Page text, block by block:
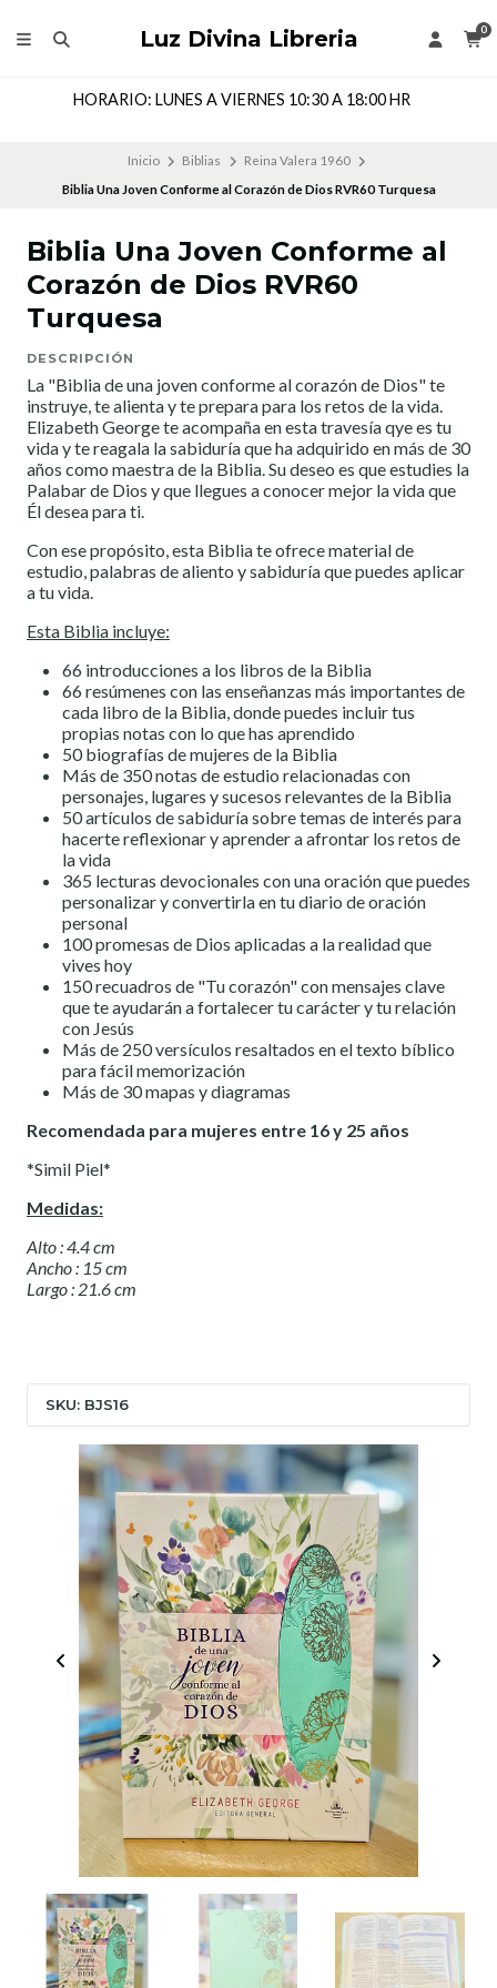
Luz Divina Libreria 0
HORARIO: LUNES A VIERNES 10:30 A 18:00 HR
Inicio Biblias
Reina Valera 1960
Biblia Una Joven Conforme al Corazón de Dios RVR60 Turquesa
Biblia Una Joven Conforme al
Corazón de Dios RVR60
Turquesa
DESCRIPCIÓN
La "Biblia de una joven conforme al corazón de Dios" te
instruye, te alienta y te prepara para los retos de la vida.
Elizabeth George te acompaña en esta travesía qye es tu
vida y te reagala la sabiduría que ha adquirido en más de 30
años como maestra de la Biblia. Su deseo es que estudies la
Palabar de Dios y que llegues a conocer mejor la vida que
Él desea para ti.
Con ese propósito, esta Biblia te ofrece material de
estudio, palabras de aliento y sabiduría que puedes aplicar
a tu vida.
Esta Biblia incluye:
66 introducciones a los libros de la Biblia
66 resúmenes con las enseñanzas más importantes de
cada libro de la Biblia, donde puedes incluir tus
propias notas con lo que has aprendido
50 biografías de mujeres de la Biblia
Más de 350 notas de estudio relacionadas con
personajes, lugares y sucesos relevantes de la Biblia
50 artículos de sabiduría sobre temas de interés para
hacerte reflexionar y aprender a afrontar los retos de
la vida
365 lecturas devocionales con una oración que puedes
personalizar y convertirla en tu diario de oración
personal
100 promesas de Dios aplicadas a la realidad que
vives hoy
150 recuadros de "Tu corazón" con mensajes clave
que te ayudarán a fortalecer tu carácter y tu relación
con Jesús
Más de 250 versículos resaltados en el texto bíblico
para fácil memorización
Más de 30 mapas y diagramas
Recomendada para mujeres entre 16 y 25 años
*Simil Piel*
Medidas:
Alto : 4.4 cm
Ancho : 15 cm
Largo : 21.6 cm
SKU: BJS16